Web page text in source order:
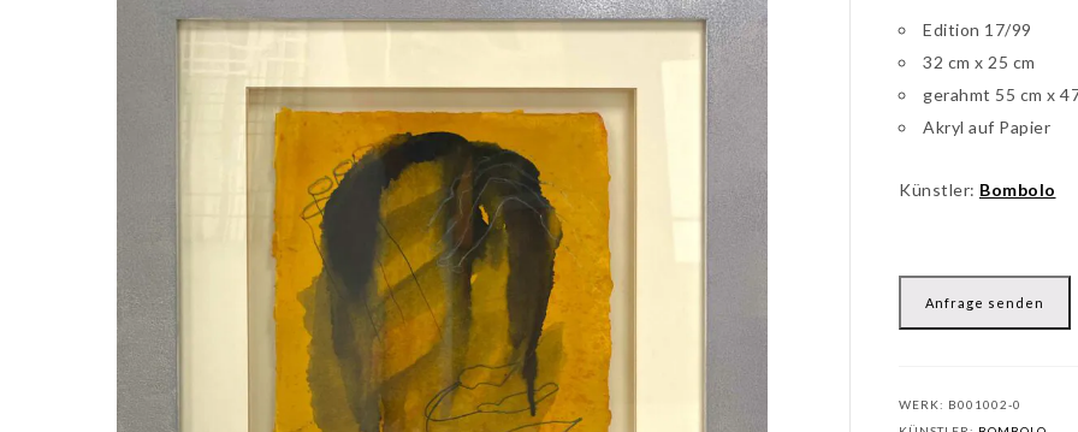
Edition 17/99
32 cm x 25 cm
gerahmt 55 cm x
Akryl auf Papier
Künstler: Bombolo
Anfrage senden
WERK: B001002-0